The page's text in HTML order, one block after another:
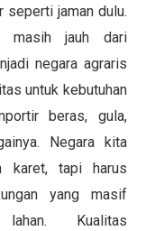
seperti jaman dulu.
masih jauh dari
negara agraris
untuk kebutuhan
beras, gula,
Negara kita
karet, tapi harus
yang masif
Kualitas